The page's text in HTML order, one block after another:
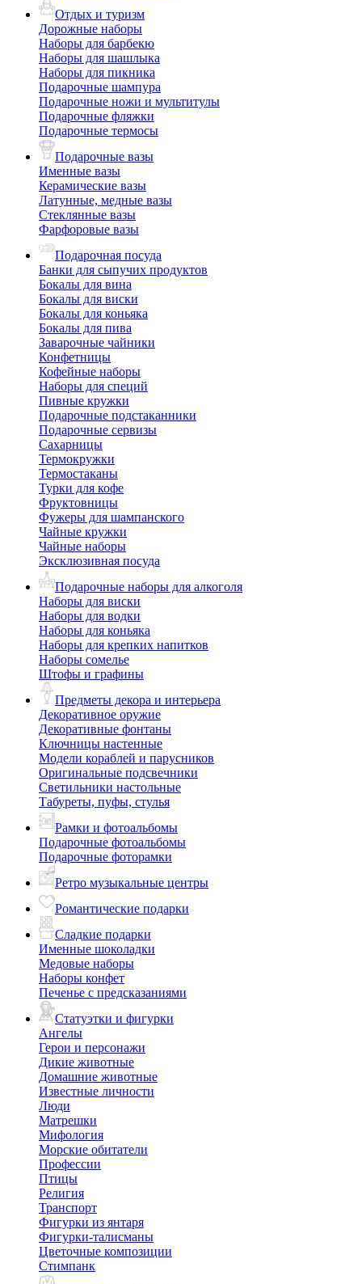
Отдых и туризм
Дорожные наборы
Наборы для барбекю
Наборы для шашлыка
Наборы для пикника
Подарочные шампура
Подарочные ножи и мультитулы
Подарочные фляжки
Подарочные термосы
Подарочные вазы
Именные вазы
Керамические вазы
Латунные, медные вазы
Стеклянные вазы
Фарфоровые вазы
Подарочная посуда
Банки для сыпучих продуктов
Бокалы для вина
Бокалы для виски
Бокалы для коньяка
Бокалы для пива
Заварочные чайники
Конфетницы
Кофейные наборы
Наборы для специй
Пивные кружки
Подарочные подстаканники
Подарочные сервизы
Сахарницы
Термокружки
Термостаканы
Турки для кофе
Фруктовницы
Фужеры для шампанского
Чайные кружки
Чайные наборы
Эксклюзивная посуда
Подарочные наборы для алкоголя
Наборы для виски
Наборы для водки
Наборы для коньяка
Наборы для крепких напитков
Наборы сомелье
Штофы и графины
Предметы декора и интерьера
Декоративное оружие
Декоративные фонтаны
Ключницы настенные
Модели кораблей и парусников
Оригинальные подсвечники
Светильники настольные
Табуреты, пуфы, стулья
Рамки и фотоальбомы
Подарочные фотоальбомы
Подарочные фоторамки
Ретро музыкальные центры
Романтические подарки
Сладкие подарки
Именные шоколадки
Медовые наборы
Наборы конфет
Печенье с предсказаниями
Статуэтки и фигурки
Ангелы
Герои и персонажи
Дикие животные
Домашние животные
Известные личности
Люди
Матрешки
Мифология
Морские обитатели
Профессии
Птицы
Религия
Транспорт
Фигурки из янтаря
Фигурки-талисманы
Цветочные композиции
Стимпанк